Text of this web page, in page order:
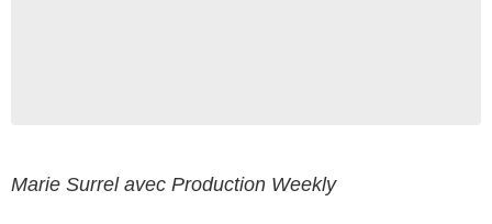
Marie Surrel avec Production Weekly